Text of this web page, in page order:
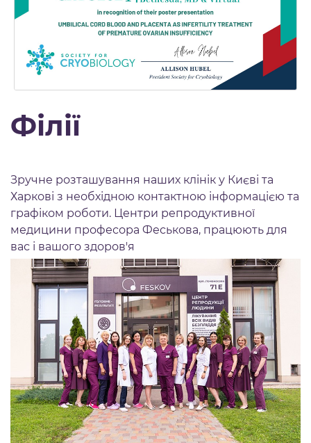
Філії
Зручне розташування наших клінік у Києві та
Харкові з необхідною контактною інформацією та
графіком роботи. Центри репродуктивної
медицини професора Феськова, працюють для
вас і вашого здоров'я